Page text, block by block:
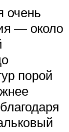
очень
— около
порой